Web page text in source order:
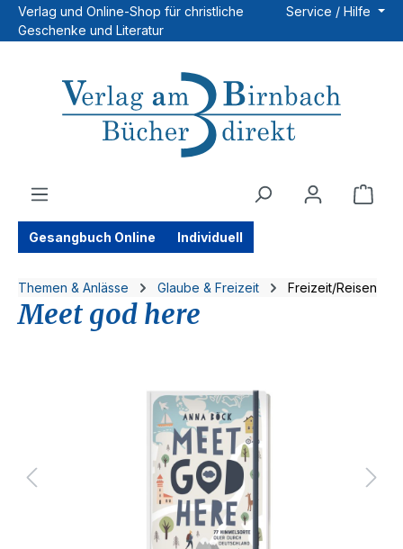
Zum Hauptinhalt springen
Verlag und Online-Shop für christliche
Geschenke und Literatur
Service / Hilfe
Gesangbuch Online Individuell
Themen & Anlässe Glaube & Freizeit Freizeit/Reisen
Meet god here